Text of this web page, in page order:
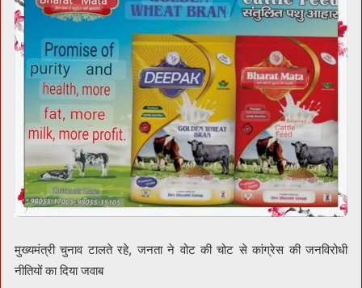
मुख्यमंत्री चुनाव टालते रहे, जनता ने वोट की चोट से कांग्रेस की जनविरोधी
नीतियों का दिया जवाब